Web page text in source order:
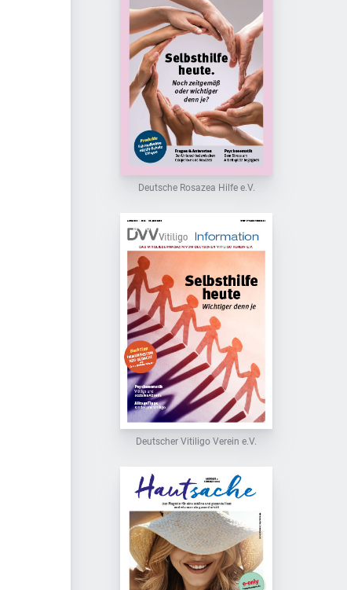
Deutsche Rosazea Hilfe e.V.
Deutscher Vitiligo Verein e.V.